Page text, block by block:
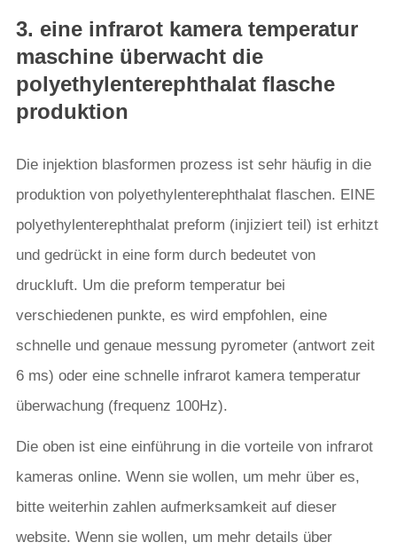
3. eine infrarot kamera temperatur
maschine überwacht die
polyethylenterephthalat flasche
produktion
Die injektion blasformen prozess ist sehr häufig in die
produktion von polyethylenterephthalat flaschen. EINE
polyethylenterephthalat preform (injiziert teil) ist erhitzt
und gedrückt in eine form durch bedeutet von
druckluft. Um die preform temperatur bei
verschiedenen punkte, es wird empfohlen, eine
schnelle und genaue messung pyrometer (antwort zeit
6 ms) oder eine schnelle infrarot kamera temperatur
überwachung (frequenz 100Hz).
Die oben ist eine einführung in die vorteile von infrarot
kameras online. Wenn sie wollen, um mehr über es,
bitte weiterhin zahlen aufmerksamkeit auf dieser
website. Wenn sie wollen, um mehr details über